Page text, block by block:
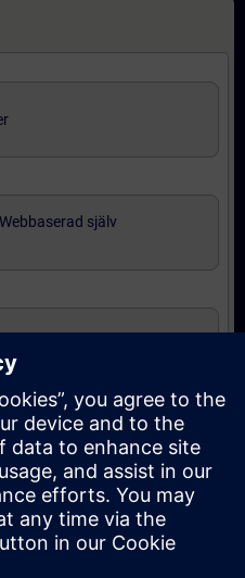
själv
klient för